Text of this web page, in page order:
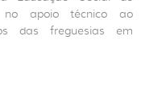
no apoio técnico ao
das freguesias em